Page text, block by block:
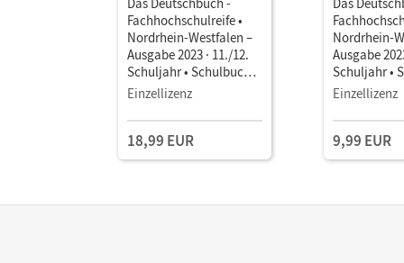
Fachhochschulreife •
Nordrhein-Westfalen –
Ausgabe 2023 · 11./12.
Schuljahr • Schulbuch
als E-Book (2 Jahre) Mit
Einzellizenz
18,99 EUR
Nordrhein-
Ausgabe
Schuljahr •
als E-Book
Einzellizenz
9,99 EUR